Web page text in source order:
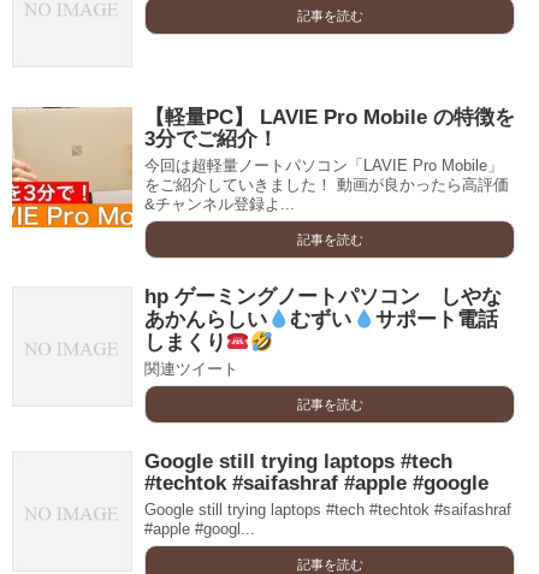
記事を読む
【軽量PC】 LAVIE Pro Mobile の特徴を
3分でご紹介！
今回は超軽量ノートパソコン「LAVIE Pro Mobile」
をご紹介していきました！ 動画が良かったら高評価
&チャンネル登録よ...
記事を読む
hp ゲーミングノートパソコン しやな
あかんらしい
むずい
サポート電話
しまくり
関連ツイート
記事を読む
Google still trying laptops #tech
#techtok #saifashraf #apple #google
Google still trying laptops #tech #techtok #saifashraf
#apple #googl...
記事を読む